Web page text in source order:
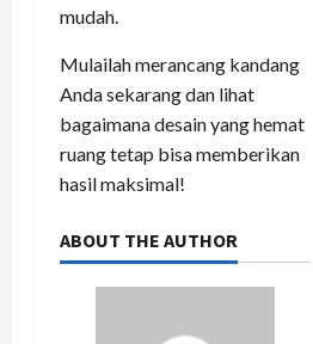
mudah.
Mulailah merancang kandang
Anda sekarang dan lihat
bagaimana desain yang hemat
ruang tetap bisa memberikan
hasil maksimal!
ABOUT THE AUTHOR